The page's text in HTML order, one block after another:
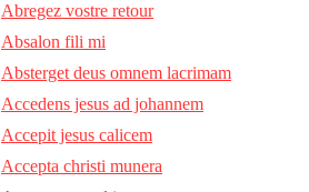
Abregez vostre retour
Absalon fili mi
Absterget deus omnem lacrimam
Accedens jesus ad johannem
Accepit jesus calicem
Accepta christi munera